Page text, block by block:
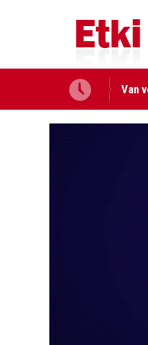
Van
edildi